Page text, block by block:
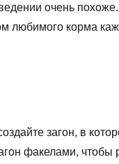
очень
любимого корма
загон, в
факелами,